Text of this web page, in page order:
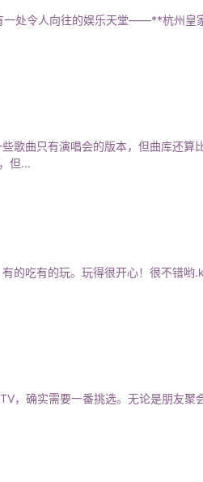
联系客服人员，了解团购详情
合你的套餐并在线支付。支付成
能感受到实惠与乐趣的好选择
处令人向往的娱乐天堂——**杭州皇
曲只有演唱会的版本，但曲库还算
但...
的吃有的玩。玩得很开心！很不错哟
确实需要一番挑选。无论是朋友聚